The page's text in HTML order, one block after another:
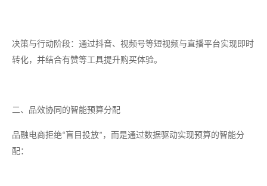
决策与行动阶段：通过抖音、视频号等短视频与直播平台实现即时
转化，并结合有赞等工具提升购买体验。
二、品效协同的智能预算分配
品融电商拒绝“盲目投放” ，而是通过数据驱动实现预算的智能分
配：